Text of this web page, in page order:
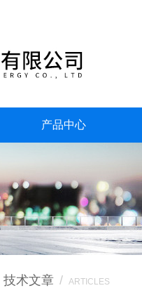
产品中心
技术文章 / ARTICLES